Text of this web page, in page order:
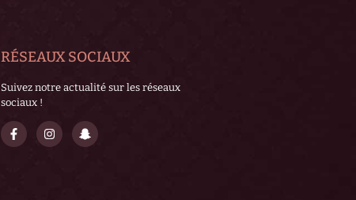
RÉSEAUX SOCIAUX
Suivez notre actualité sur les réseaux
sociaux !